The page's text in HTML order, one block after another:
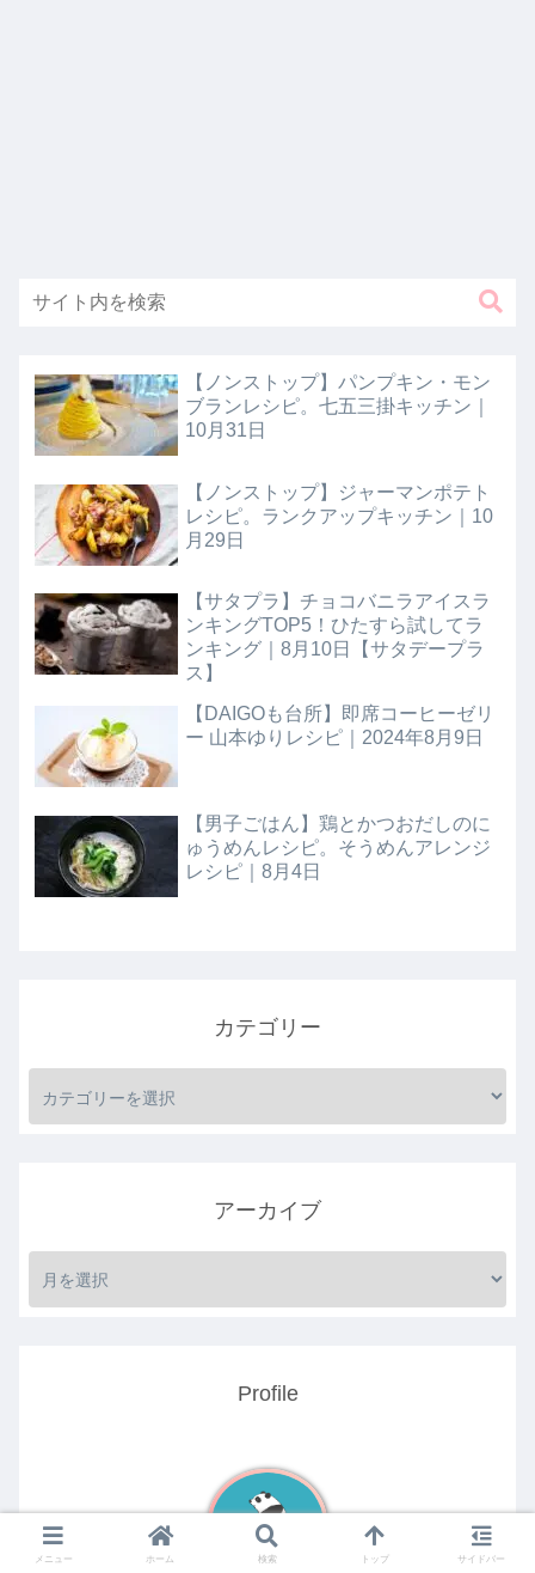
【ノンストップ】パンプキン・モン
ブランレシピ。七五三掛キッチン｜
10月31日
【ノンストップ】ジャーマンポテト
レシピ。ランクアップキッチン｜10
月29日
【サタプラ】チョコバニラアイスラ
ンキングTOP5！ひたすら試してラ
ンキング｜8月10日【サタデープラ
ス】
【DAIGOも台所】即席コーヒーゼリ
ー 山本ゆりレシピ｜2024年8月9日
【男子ごはん】鶏とかつおだしのに
ゅうめんレシピ。そうめんアレンジ
レシピ｜8月4日
カテゴリー
アーカイブ
Profile
メニュー ホーム 検索 トップ サイドバー